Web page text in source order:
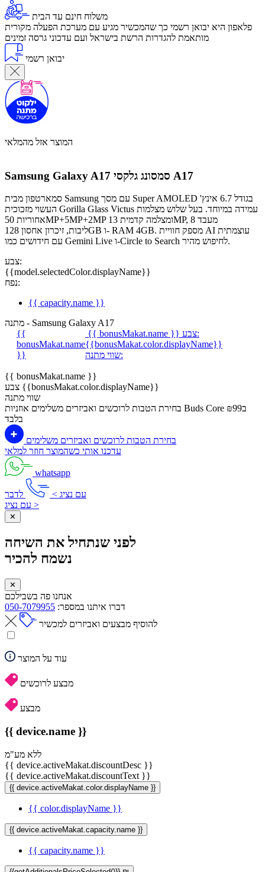
משלוח חינם עד הבית
פלאפון היא יבואן רשמי כך שהמכשיר מגיע עם מערכת הפעלה מקורית
מותאמת להגדרות הרשת בישראל ועם עדכוני גרסה זמינים
יבואן רשמי
המוצר אזל מהמלאי
Samsung Galaxy A17 סמסונג גלקסי A17
סמארטפון מבית Samsung עם מסך Super AMOLED בגודל 6.7 אינץ'
העשוי מזכוכית Gorilla Glass Victus עמידה במיוחד. בעל שלוש מצלמות
אחוריות 50MP+5MP+2MP ומצלמה קדמית 13MP, מעבד 8
ליבות, זיכרון אחסון 128GB ו- RAM 4GB. מספק חוויית AI עוצמתית
עם חידושים כמו Gemini Live ו-Circle to Search לחיפוש מהיר.
צבע:
{{model.selectedColor.displayName}}
נפח:
{{ capacity.name }}
מתנה - Samsung Galaxy A17
{{
bonusMakat.name
}}
{{ bonusMakat.name }}
צבע:
{{bonusMakat.color.displayName}}
שווי מתנה:
{{ bonusMakat.name }}
צבע {{bonusMakat.color.displayName}}
שווי מתנה
בחירת הטבות לרוכשים ואביזרים משלימים אוזניות Buds Core ב₪99
בלבד
בחירת הטבות לרוכשים ואביזרים משלימים
עדכנו אותי כשהמוצר חוזר למלאי
whatsapp
עם נציג >
לדבר
עם נציג >
✕
לפני שנתחיל את השיחה
נשמח להכיר
✕
אנחנו פה בשבילכם
דברו איתנו במספר: 050-7079955
להוסיף מבצעים ואביזרים למכשיר
עוד על המוצר
מבצע לרוכשים
מבצע
{{ device.name }}
ללא מע"מ
{{ device.activeMakat.discountDesc }}
{{ device.activeMakat.discountText }}
{{ device.activeMakat.color.displayName }}
{{ color.displayName }}
{{ device.activeMakat.capacity.name }}
{{ capacity.name }}